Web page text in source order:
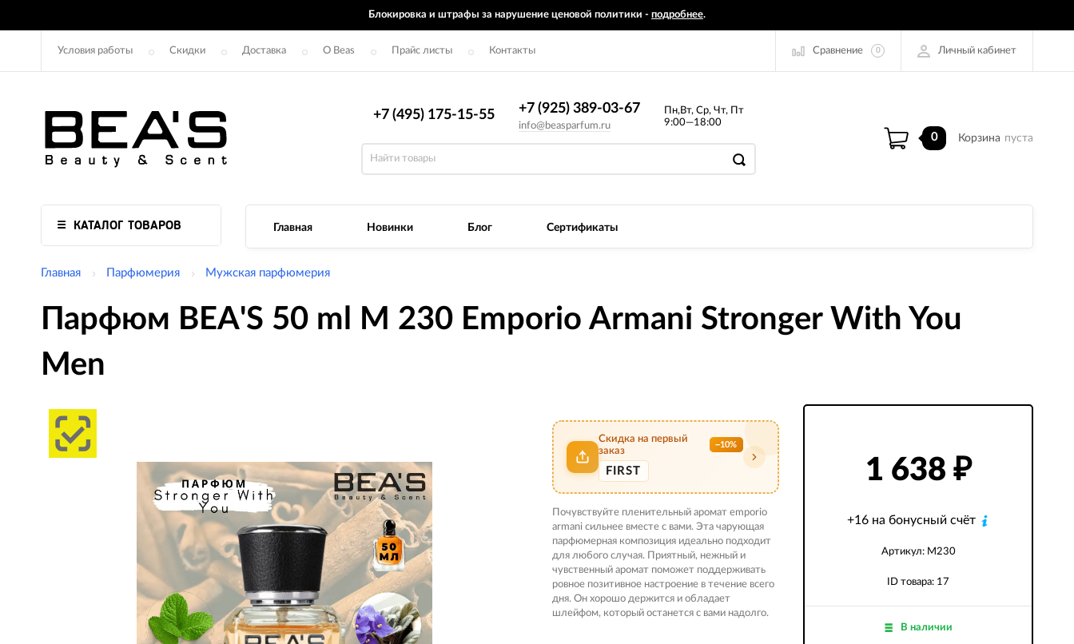
Блокировка и штрафы за нарушение ценовой политики - подробнее.
Условия работы Скидки Доставка О Beas Прайс листы Контакты Сравнение 0 Личный кабинет
+7 (495) 175-15-55 +7 (925) 389-03-67
info@beasparfum.ru
Пн,Вт, Ср, Чт, Пт
9:00—18:00
0 Корзина пуста
КАТАЛОГ ТОВАРОВ Главная Новинки Блог Сертификаты
Главная Парфюмерия Мужская парфюмерия
Парфюм BEA'S 50 ml M 230 Emporio Armani Stronger With You
Men
Изображения
товаров
Скидка на первый
заказ
−10%
FIRST
Почувствуйте пленительный аромат emporio
armani сильнее вместе с вами. Эта чарующая
парфюмерная композиция идеально подходит
для любого случая. Приятный, нежный и
чувственный аромат поможет поддерживать
ровное позитивное настроение в течение всего
дня. Он хорошо держится и обладает
шлейфом, который останется с вами надолго.
1 638 ₽
+16 на бонусный счёт
Артикул: M230
ID товара: 17
В наличии